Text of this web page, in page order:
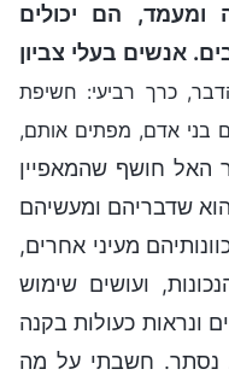
הם יכולים
אנשים בעלי צביון
כרך רביעי: חשיפת
בני אדם, מפתים אותם,
האל חושף שהמאפיין
שדבריהם ומעשיהם
מעיני אחרים,
ועושים שימוש
ונראות כעולות בקנה
נסתר. חשבתי על מה